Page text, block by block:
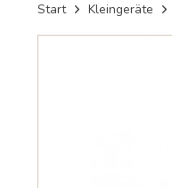
Start Kleingeräte